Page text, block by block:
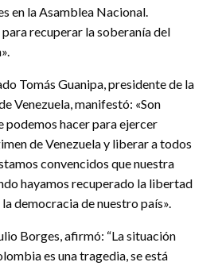
en la Asamblea Nacional.
para recuperar la soberanía del
Tomás Guanipa, presidente de la
Venezuela, manifestó: «Son
podemos hacer para ejercer
de Venezuela y liberar a todos
convencidos que nuestra
hayamos recuperado la libertad
democracia de nuestro país».
Borges, afirmó: “La situación
es una tragedia, se está